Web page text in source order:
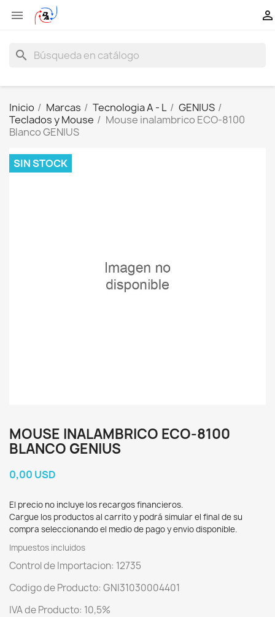
 
search
Inicio Marcas Tecnologia A - L
GENIUS
Teclados y Mouse
Mouse inalambrico ECO-8100
Blanco GENIUS
SIN STOCK
MOUSE INALAMBRICO ECO-8100
BLANCO GENIUS
0,00 USD
El precio no incluye los recargos financieros.
Cargue los productos al carrito y podrá simular el final de su
compra seleccionando el medio de pago y envio disponible.
Impuestos incluidos
Control de Importacion: 12735
Codigo de Producto: GNI31030004401
IVA de Producto: 10,5%